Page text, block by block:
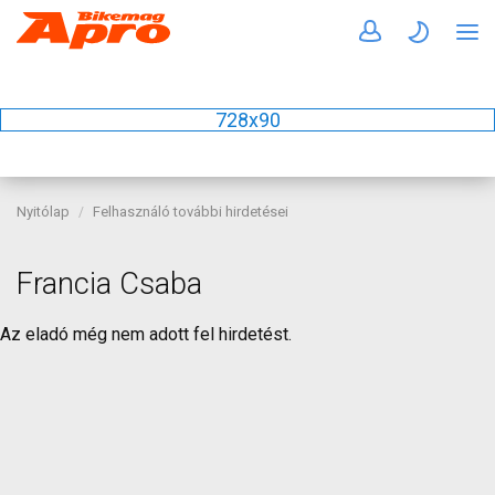
728x90
Nyitólap Felhasználó további hirdetései
Francia Csaba
Az eladó még nem adott fel hirdetést.